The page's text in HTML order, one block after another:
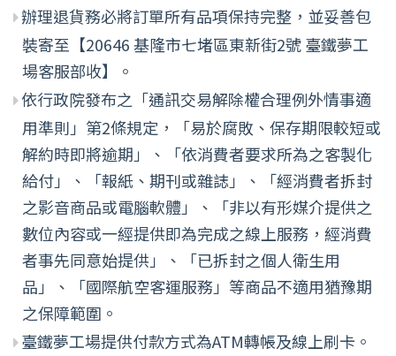
辦理退貨務必將訂單所有品項保持完整，並妥善包
裝寄至【20646 基隆市七堵區東新街2號 臺鐵夢工
場客服部收】。
依行政院發布之「通訊交易解除權合理例外情事適
用準則」第2條規定，「易於腐敗、保存期限較短或
解約時即將逾期」、「依消費者要求所為之客製化
給付」、「報紙、期刊或雜誌」、「經消費者拆封
之影音商品或電腦軟體」、「非以有形媒介提供之
數位內容或一經提供即為完成之線上服務，經消費
者事先同意始提供」、「已拆封之個人衛生用
品」、「國際航空客運服務」等商品不適用猶豫期
之保障範圍。
臺鐵夢工場提供付款方式為ATM轉帳及線上刷卡。